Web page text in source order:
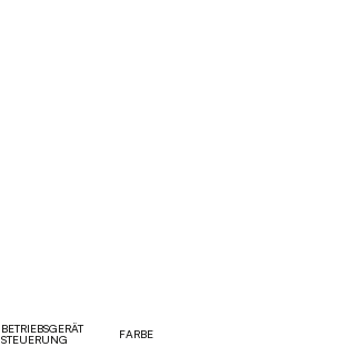
BETRIEBSGERÄT
STEUERUNG
FARBE